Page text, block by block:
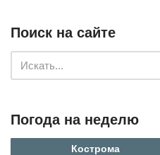
Поиск на сайте
Погода на неделю
Кострома